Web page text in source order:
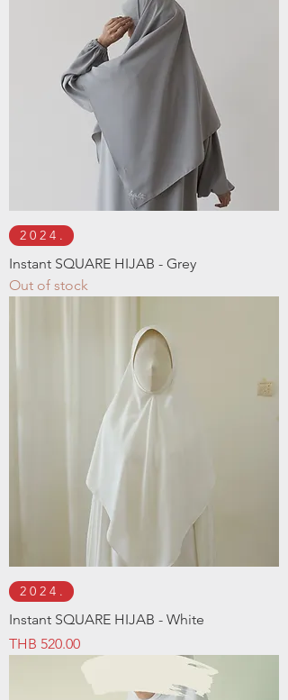
2 0 2 4 .
Instant SQUARE HIJAB - Grey
Out of stock
2 0 2 4 .
Instant SQUARE HIJAB - White
Price
THB 520.00